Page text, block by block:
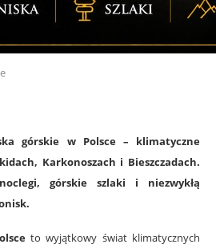
górskie w Polsce – klimatyczne
Karkonoszach i Bieszczadach.
górskie szlaki i niezwykłą
to wyjątkowy świat klimatycznych